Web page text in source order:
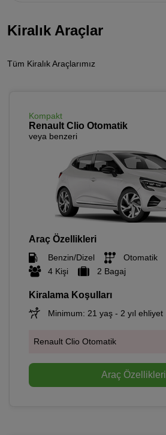
Kiralık Araçlar
Tüm Kiralık Araçlarımız
Kompakt
Renault Clio Otomatik
veya benzeri
Araç Özellikleri
Benzin/Dizel Otomatik
4 Kişi
2 Bagaj
Kiralama Koşulları
Minimum: 21 yaş - 2 yıl ehliyet
Renault Clio Otomatik
Araç Özellikleri